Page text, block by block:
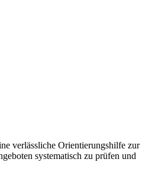
verlässliche Orientierungshilfe zur
systematisch zu prüfen und